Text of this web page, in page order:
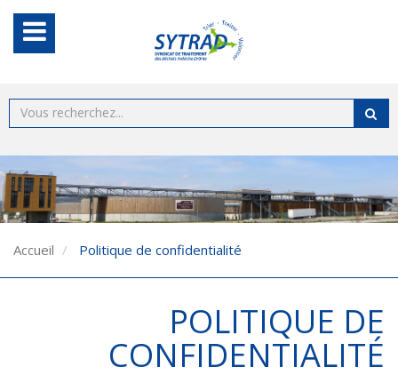
Accueil Politique de confidentialité
POLITIQUE DE
CONFIDENTIALITÉ